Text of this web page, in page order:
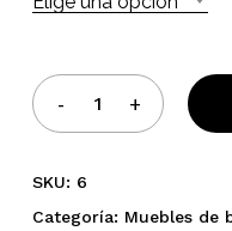
No hay
SKU: 6
Categoría: Muebles de